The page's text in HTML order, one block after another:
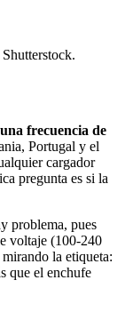
frecuencia de
Portugal y el
cargador
pregunta es si la
problema, pues
voltaje (100-240
la etiqueta:
que el enchufe